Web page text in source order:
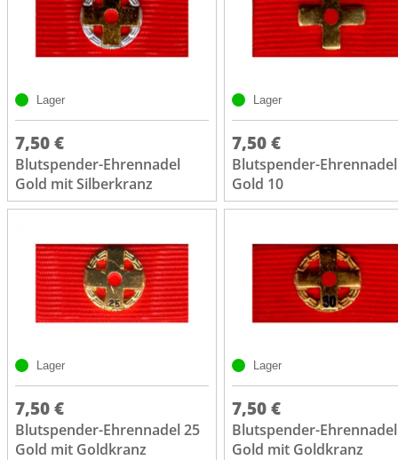
Lager
7,50 €
Blutspender-Ehrennadel
Gold mit Silberkranz
Lager
7,50 €
Blutspender-Ehrennadel
Gold 10
Lager
7,50 €
Blutspender-Ehrennadel 25
Gold mit Goldkranz
Lager
7,50 €
Blutspender-
Gold mit Goldkranz